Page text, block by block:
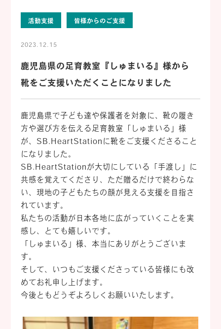
活動支援 皆様からのご支援
2023.12.15
鹿児島県の足育教室『しゅまいる』様から
靴をご支援いただくことになりました
鹿児島県で子ども達や保護者を対象に、靴の履き
方や選び方を伝える足育教室「しゅまいる」様
が、SB.HeartStationに靴をご支援くださること
になりました。
SB.HeartStationが大切にしている「手渡し」に
共感を覚えてくださり、ただ贈るだけで終わらな
い、現地の子どもたちの顔が見える支援を目指さ
れています。
私たちの活動が日本各地に広がっていくことを実
感し、とても嬉しいです。
「しゅまいる」様、本当にありがとうございま
す。
そして、いつもご支援くださっている皆様にも改
めてお礼申し上げます。
今後ともどうぞよろしくお願いいたします。